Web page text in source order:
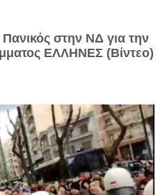
στην ΝΔ για την
ΕΛΛΗΝΕΣ (Βίντεο)